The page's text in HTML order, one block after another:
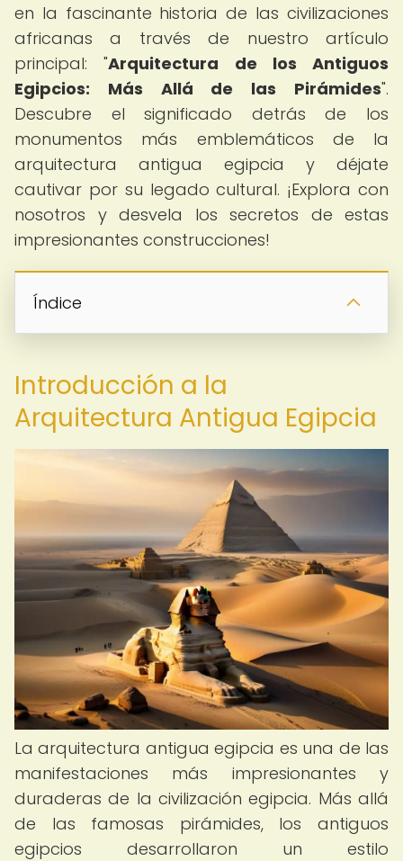
en la fascinante historia de las civilizaciones
africanas a través de nuestro artículo
principal: "Arquitectura de los Antiguos
Egipcios: Más Allá de las Pirámides".
Descubre el significado detrás de los
monumentos más emblemáticos de la
arquitectura antigua egipcia y déjate
cautivar por su legado cultural. ¡Explora con
nosotros y desvela los secretos de estas
impresionantes construcciones!
Índice
Introducción a la
Arquitectura Antigua Egipcia
La arquitectura antigua egipcia es una de las
manifestaciones más impresionantes y
duraderas de la civilización egipcia. Más allá
de las famosas pirámides, los antiguos
egipcios desarrollaron un estilo